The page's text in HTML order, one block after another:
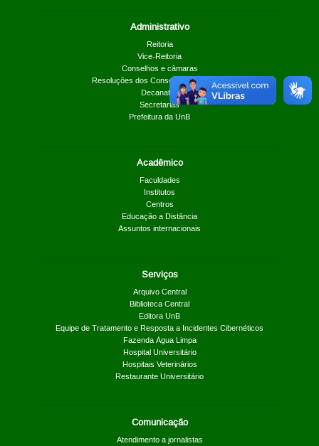
Administrativo
Reitoria
Vice-Reitoria
Conselhos e câmaras
Resoluções dos Conselhos Superiores
Decanatos
Secretarias
Prefeitura da UnB
Acadêmico
Faculdades
Institutos
Centros
Educação a Distância
Assuntos internacionais
Serviços
Arquivo Central
Biblioteca Central
Editora UnB
Equipe de Tratamento e Resposta a Incidentes Cibernéticos
Fazenda Água Limpa
Hospital Universitário
Hospitais Veterinários
Restaurante Universitário
Comunicação
Atendimento a jornalistas